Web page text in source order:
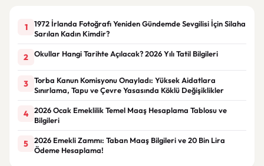
1
1972 İrlanda Fotoğrafı Yeniden Gündemde Sevgilisi İçin Silaha
Sarılan Kadın Kimdir?
2 Okullar Hangi Tarihte Açılacak? 2026 Yılı Tatil Bilgileri
3
Torba Kanun Komisyonu Onayladı: Yüksek Aidatlara
Sınırlama, Tapu ve Çevre Yasasında Köklü Değişiklikler
4
2026 Ocak Emeklilik Temel Maaş Hesaplama Tablosu ve
Bilgileri
5
2026 Emekli Zammı: Taban Maaş Bilgileri ve 20 Bin Lira
Ödeme Hesaplama!